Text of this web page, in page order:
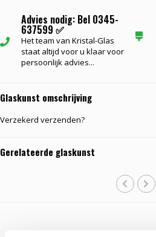
Advies nodig: Bel 0345-
637599 ✅
Het team van Kristal-Glas
staat altijd voor u klaar voor
persoonlijk advies...
Glaskunst omschrijving
Verzekerd verzenden?
Gerelateerde glaskunst